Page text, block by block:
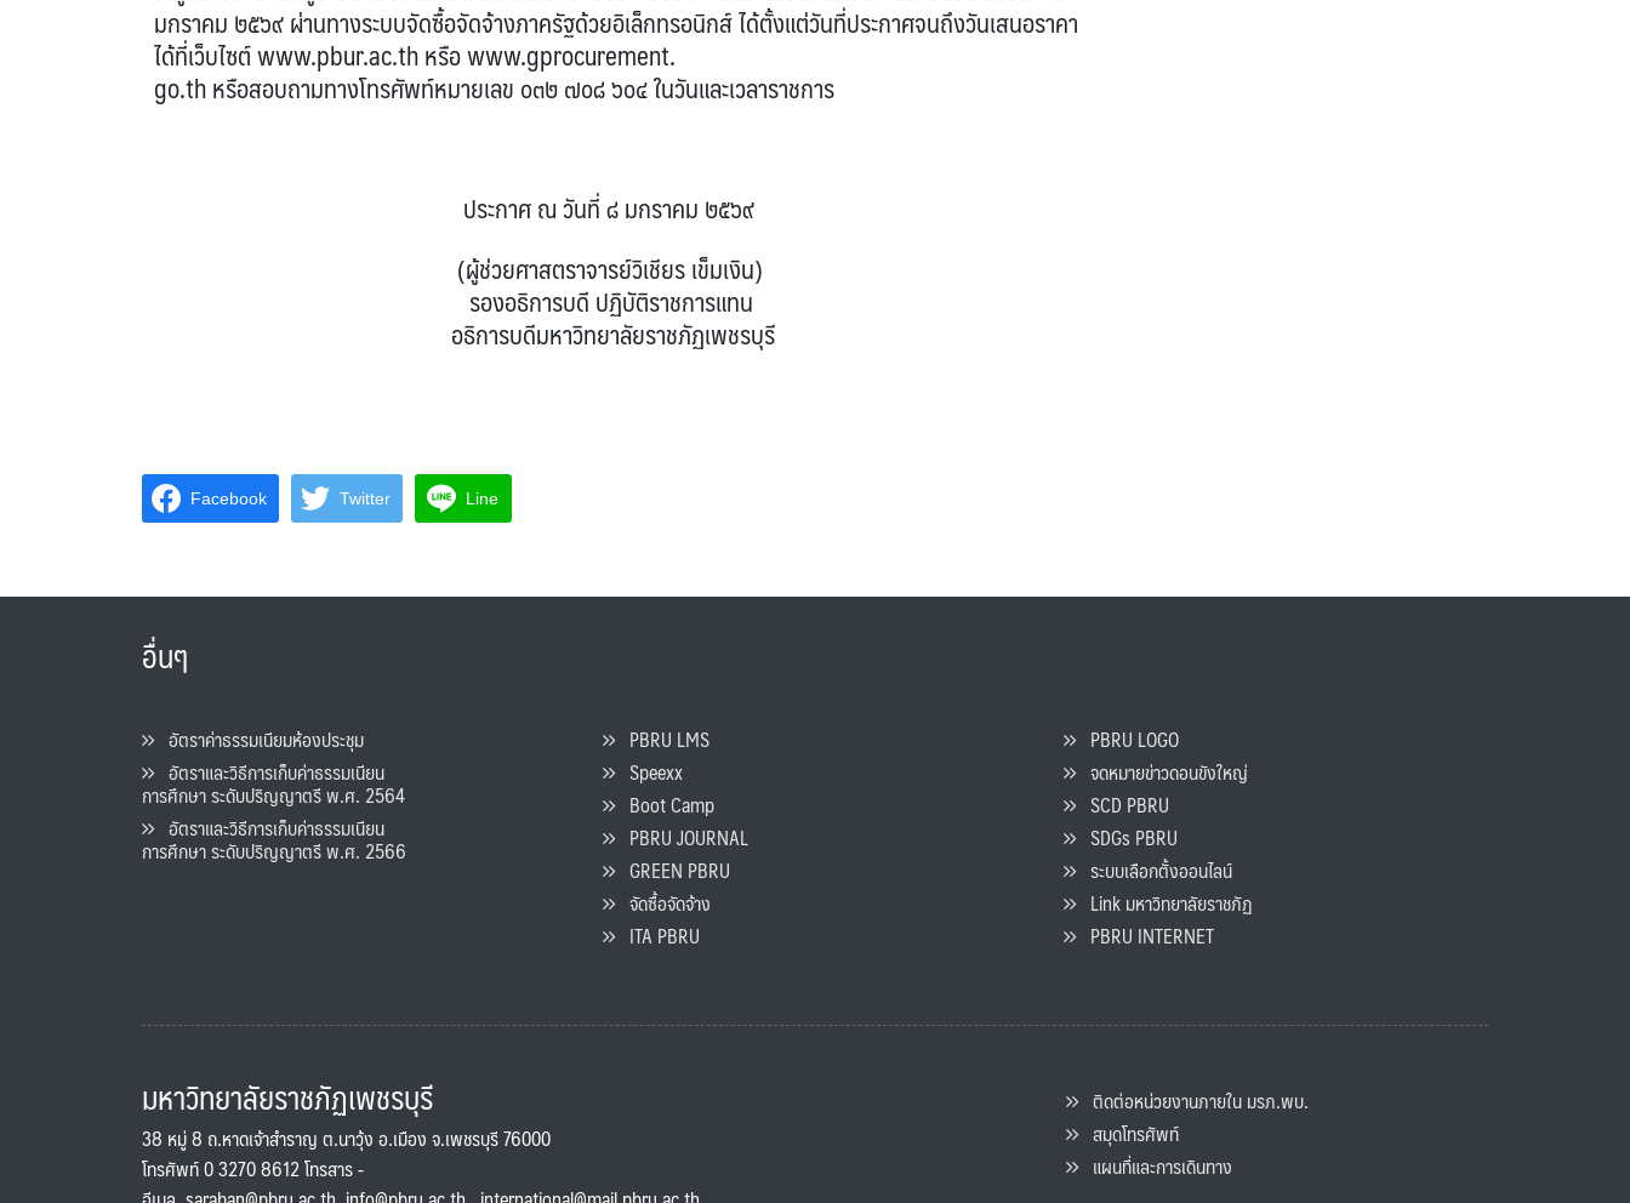
มกราคม ๒๕๖๙ ผ่านทางระบบจัดซื้อจัดจ้างภาครัฐด้วยอิเล็กทรอนิกส์ ได้ตั้งแต่วันที่ประกาศจนถึงวันเสนอราคา
ได้ที่เว็บไซต์ www.pbur.ac.th หรือ www.gprocurement.
go.th หรือสอบถามทางโทรศัพท์หมายเลข ๐๓๒ ๗๐๘ ๖๐๔ ในวันและเวลาราชการ
ประกาศ ณ วันที่ ๘ มกราคม ๒๕๖๙
(ผู้ช่วยศาสตราจารย์วิเชียร เข็มเงิน)
รองอธิการบดี ปฏิบัติราชการแทน
อธิการบดีมหาวิทยาลัยราชภัฏเพชรบุรี
Facebook Twitter Line
อื่นๆ
อัตราค่าธรรมเนียมห้องประชุม
อัตราและวิธีการเก็บค่าธรรมเนียน
การศึกษา ระดับปริญญาตรี พ.ศ. 2564
อัตราและวิธีการเก็บค่าธรรมเนียน
การศึกษา ระดับปริญญาตรี พ.ศ. 2566
PBRU LMS
Speexx
Boot Camp
PBRU JOURNAL
GREEN PBRU
จัดซื้อจัดจ้าง
ITA PBRU
PBRU LOGO
จดหมายข่าวดอนขังใหญ่
SCD PBRU
SDGs PBRU
ระบบเลือกตั้งออนไลน์
Link มหาวิทยาลัยราชภัฏ
PBRU INTERNET
มหาวิทยาลัยราชภัฏเพชรบุรี
38 หมู่ 8 ถ.หาดเจ้าสำราญ ต.นาวุ้ง อ.เมือง จ.เพชรบุรี 76000
โทรศัพท์ 0 3270 8612 โทรสาร -
ติดต่อหน่วยงานภายใน มรภ.พบ.
สมุดโทรศัพท์
แผนที่และการเดินทาง